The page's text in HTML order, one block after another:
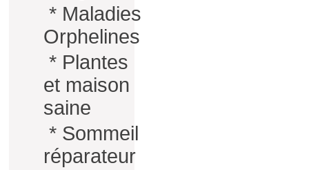
* Maladies
Orphelines
* Plantes
et maison
saine
* Sommeil
réparateur